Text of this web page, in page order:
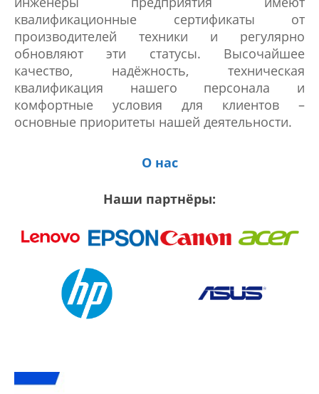
квалификационные сертификаты от
производителей техники и регулярно
обновляют эти статусы. Высочайшее
качество, надёжность, техническая
квалификация нашего персонала и
комфортные условия для клиентов –
основные приоритеты нашей деятельности.
О нас
Наши партнёры: